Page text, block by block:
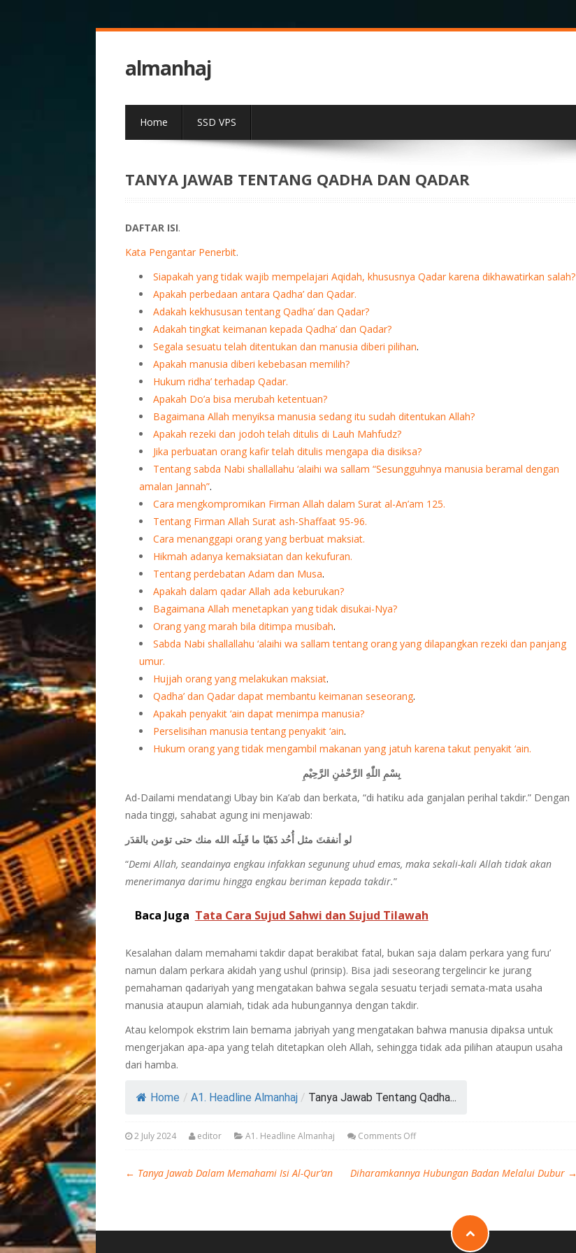
almanhaj
Home SSD VPS
TANYA JAWAB TENTANG QADHA DAN QADAR
DAFTAR ISI.
Kata Pengantar Penerbit.
Siapakah yang tidak wajib mempelajari Aqidah, khususnya Qadar karena dikhawatirkan salah?
Apakah perbedaan antara Qadha’ dan Qadar.
Adakah kekhususan tentang Qadha’ dan Qadar?
Adakah tingkat keimanan kepada Qadha’ dan Qadar?
Segala sesuatu telah ditentukan dan manusia diberi pilihan.
Apakah manusia diberi kebebasan memilih?
Hukum ridha’ terhadap Qadar.
Apakah Do’a bisa merubah ketentuan?
Bagaimana Allah menyiksa manusia sedang itu sudah ditentukan Allah?
Apakah rezeki dan jodoh telah ditulis di Lauh Mahfudz?
Jika perbuatan orang kafir telah ditulis mengapa dia disiksa?
Tentang sabda Nabi shallallahu ‘alaihi wa sallam “Sesungguhnya manusia beramal dengan
amalan Jannah”.
Cara mengkompromikan Firman Allah dalam Surat al-An’am 125.
Tentang Firman Allah Surat ash-Shaffaat 95-96.
Cara menanggapi orang yang berbuat maksiat.
Hikmah adanya kemaksiatan dan kekufuran.
Tentang perdebatan Adam dan Musa.
Apakah dalam qadar Allah ada keburukan?
Bagaimana Allah menetapkan yang tidak disukai-Nya?
Orang yang marah bila ditimpa musibah.
Sabda Nabi shallallahu ‘alaihi wa sallam tentang orang yang dilapangkan rezeki dan panjang
umur.
Hujjah orang yang melakukan maksiat.
Qadha’ dan Qadar dapat membantu keimanan seseorang.
Apakah penyakit ‘ain dapat menimpa manusia?
Perselisihan manusia tentang penyakit ‘ain.
Hukum orang yang tidak mengambil makanan yang jatuh karena takut penyakit ‘ain.
بِسْمِ اللّٰهِ الرَّحْمٰنِ الرَّحِيْمِ
Ad-Dailami mendatangi Ubay bin Ka’ab dan berkata, “di hatiku ada ganjalan perihal takdir.” Dengan
nada tinggi, sahabat agung ini menjawab:
لو أنفقتَ مثل أُحُد ذَهَبًا ما قَبِلَه الله منك حتى تؤمن بالقدَر
“Demi Allah, seandainya engkau infakkan segunung uhud emas, maka sekali-kali Allah tidak akan
menerimanya darimu hingga engkau beriman kepada takdir.”
Baca Juga Tata Cara Sujud Sahwi dan Sujud Tilawah
Kesalahan dalam memahami takdir dapat berakibat fatal, bukan saja dalam perkara yang furu’
namun dalam perkara akidah yang ushul (prinsip). Bisa jadi seseorang tergelincir ke jurang
pemahaman qadariyah yang mengatakan bahwa segala sesuatu terjadi semata-mata usaha
manusia ataupun alamiah, tidak ada hubungannya dengan takdir.
Atau kelompok ekstrim lain bemama jabriyah yang mengatakan bahwa manusia dipaksa untuk
mengerjakan apa-apa yang telah ditetapkan oleh Allah, sehingga tidak ada pilihan ataupun usaha
dari hamba.
Home / A1. Headline Almanhaj / Tanya Jawab Tentang Qadha...
2 July 2024 editor A1. Headline Almanhaj Comments Off
← Tanya Jawab Dalam Memahami Isi Al-Qur’an Diharamkannya Hubungan Badan Melalui Dubur →